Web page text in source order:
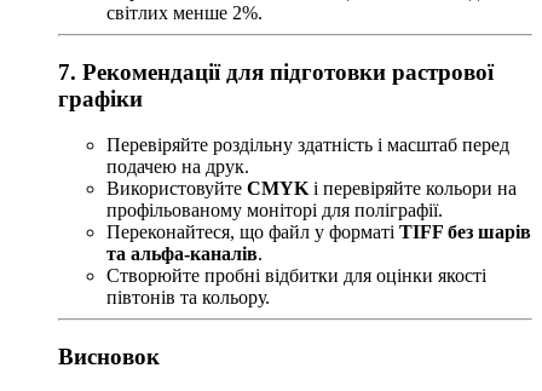
світлих менше 2%.
7. Рекомендації для підготовки растрової
графіки
Перевіряйте роздільну здатність і масштаб перед
подачею на друк.
Використовуйте CMYKі перевіряйте кольори на
профільованому моніторі для поліграфії.
Переконайтеся, що файл у форматі TIFF без шарів
та альфа-каналів.
Створюйте пробні відбитки для оцінки якості
півтонів та кольору.
Висновок